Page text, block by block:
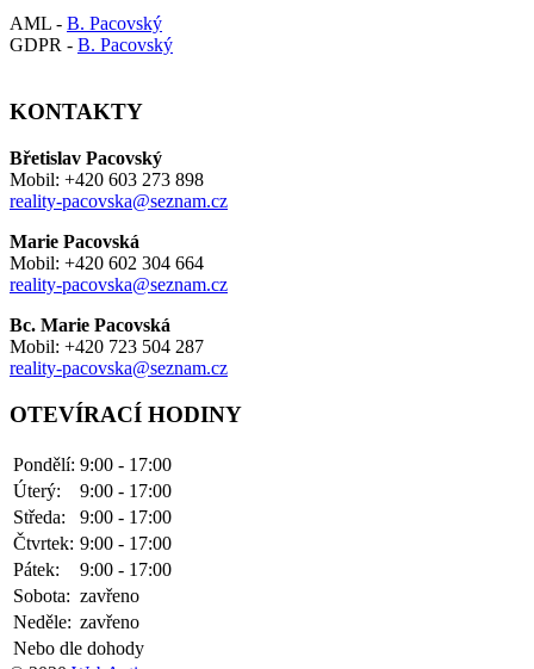
AML - B. Pacovský
GDPR - B. Pacovský
KONTAKTY
Břetislav Pacovský
Mobil: +420 603 273 898
reality-pacovska@seznam.cz
Marie Pacovská
Mobil: +420 602 304 664
reality-pacovska@seznam.cz
Bc. Marie Pacovská
Mobil: +420 723 504 287
reality-pacovska@seznam.cz
OTEVÍRACÍ HODINY
Pondělí: 9:00 - 17:00
Úterý:
9:00 - 17:00
Středa:
9:00 - 17:00
Čtvrtek: 9:00 - 17:00
Pátek:
9:00 - 17:00
Sobota: zavřeno
Neděle: zavřeno
Nebo dle dohody